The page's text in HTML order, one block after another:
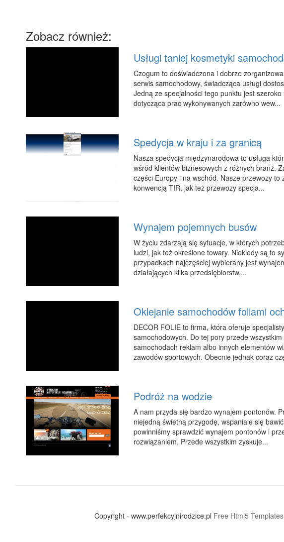
Zobacz również:
Usługi taniej kosmetyki
Czogum to doświadczona i dobrze
serwis samochodowy, świadcząca usługi
Jedną ze specjalności tego punktu jest
dotycząca prac wykonywanych zarówno wew...
Spedycja w kraju i za granicą
Nasza spedycja międzynarodowa to usługa
wśród klientów biznesowych z różnych branż.
części Europy i na wschód. Nasze przewozy
konwencją TIR, jak też przewozy specja...
Wynajem pojemnych busów
W życiu zdarzają się sytuacje, w których
ludzi, jak też określone towary. Niekiedy są to
przypadkach najczęściej wybierany jest
działających kilka przedsiębiorstw,...
Oklejanie samochodów foliami
DECOR FOLIE to firma, która oferuje
samochodowych. Do tej pory przede
samochodach reklam albo innych elementów
zawodów sportowych. Obecnie jednak coraz
Podróż na wodzie
A nam przyda się bardzo wynajem pontonów.
niejedną świetną przygodę, wspaniale się
powinniśmy sprawdzić wynajem pontonów i
rozwiązaniem. Przede wszystkim zyskuje...
Copyright - www.perfekcyjnirodzice.pl Free Html5 Templates